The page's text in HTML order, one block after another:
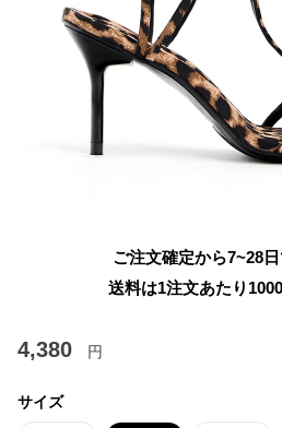
ご注文確定から7~28
送料は1注文あたり 1000
4,380 円
サイズ